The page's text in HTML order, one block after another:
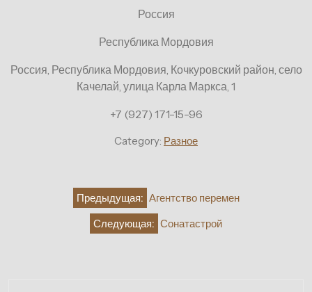
Россия
Республика Мордовия
Россия, Республика Мордовия, Кочкуровский район, село
Качелай, улица Карла Маркса, 1
+7 (927) 171-15-96
Category: Разное
НавигацияПредыдущая: Агентство перемен
Следующая: Сонатастрой